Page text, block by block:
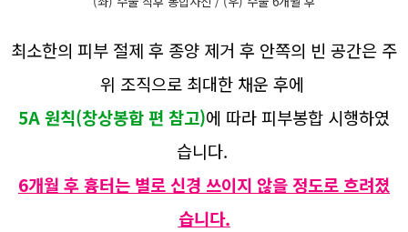
최소한의 피부 절제 후 종양 제거 후 안쪽의 빈 공간은 주
위 조직으로 최대한 채운 후에
5A 원칙(창상봉합 편 참고)에 따라 피부봉합 시행하였
습니다.
6개월 후 흉터는 별로 신경 쓰이지 않을 정도로 흐려졌
습니다.